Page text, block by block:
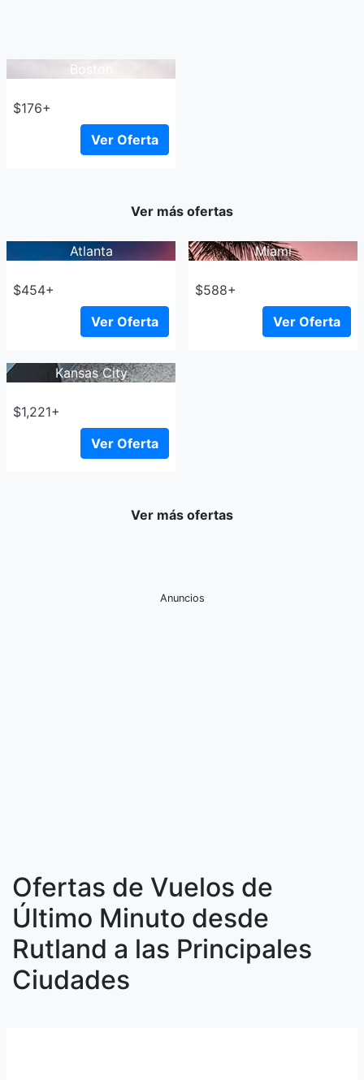
Boston
$176+
Ver Oferta
Ver más ofertas
Atlanta
$454+
Ver Oferta
Miami
$588+
Ver Oferta
Kansas City
$1,221+
Ver Oferta
Ver más ofertas
Anuncios
Ofertas de Vuelos de
Último Minuto desde
Rutland a las Principales
Ciudades